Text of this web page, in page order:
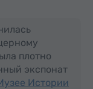
плотно
экспонат
Истории